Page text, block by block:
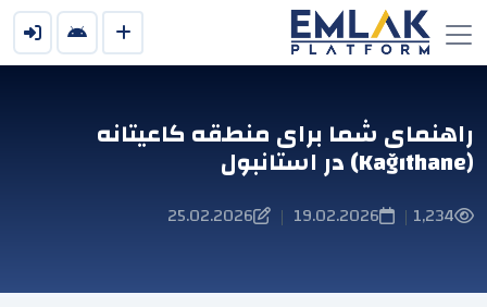
راهنمای شما برای منطقه کاعیتانه
(Kağıthane) در استانبول
1,234
|
19.02.2026
|
25.02.2026